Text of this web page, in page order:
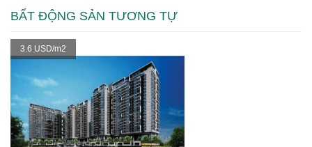
BẤT ĐỘNG SẢN TƯƠNG TỰ
3.6 USD/m2